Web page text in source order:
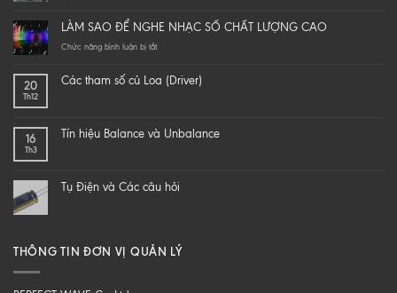
yourself
a
speaker
loa
Z
LÀM SAO ĐỂ NGHE NHẠC SỐ CHẤT LƯỢNG CAO
Chức năng bình luận bị tắtở
ĐỂ
CHẤT
20
Th12
Các tham số củ Loa (Driver)
16
Th3
Tín hiệu Balance và Unbalance
Tụ Điện và Các câu hỏi
THÔNG TIN ĐƠN VỊ QUẢN LÝ